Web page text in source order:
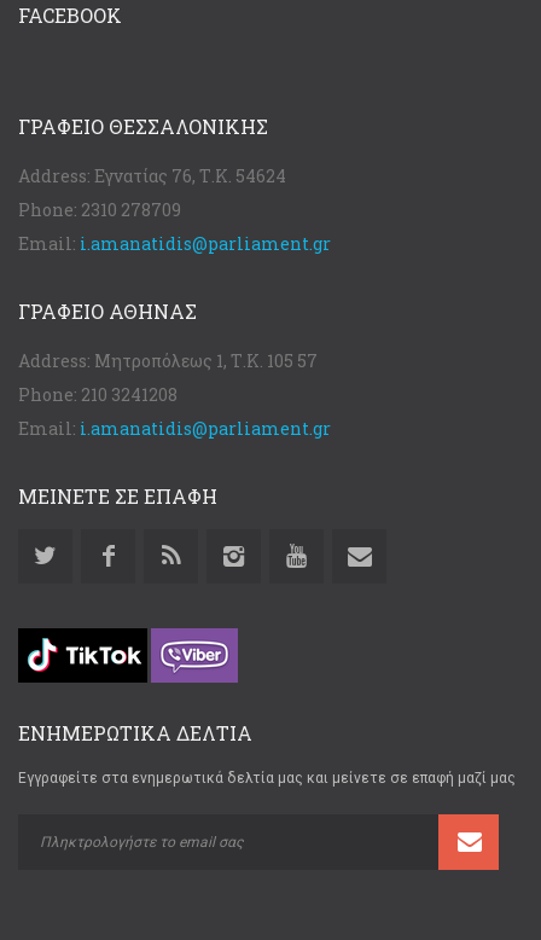
FACEBOOK
ΓΡΑΦΕΊΟ ΘΕΣΣΑΛΟΝΊΚΗΣ
Address: Εγνατίας 76, Τ.Κ. 54624
Phone: 2310 278709
Email: i.amanatidis@parliament.gr
ΓΡΑΦΕΊΟ ΑΘΉΝΑΣ
Address: Μητροπόλεως 1, Τ.Κ. 105 57
Phone: 210 3241208
Email: i.amanatidis@parliament.gr
ΜΕΙΝΕΤΕ ΣΕ ΕΠΑΦΗ
ΕΝΗΜΕΡΩΤΙΚΑ ΔΕΛΤΙΑ
Εγγραφείτε στα ενημερωτικά δελτία μας και μείνετε σε επαφή μαζί μας